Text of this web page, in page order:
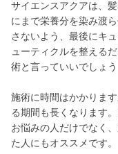
サイエンスアクアは、
にまで栄養分を染み渡
さないよう、最後にキ
ューティクルを整える
術と言っていいでしょう
施術に時間はかかりま
る期間も長くなります
お悩みの人だけでなく
た人にもオススメです。